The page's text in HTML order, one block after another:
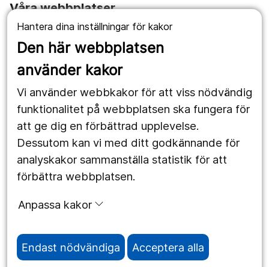
Hantera dina inställningar för kakor
Den här webbplatsen
använder kakor
Vi använder webbkakor för att viss nödvändig
funktionalitet på webbplatsen ska fungera för
att ge dig en förbättrad upplevelse.
Dessutom kan vi med ditt godkännande för
analyskakor sammanställa statistik för att
förbättra webbplatsen.
Anpassa kakor
Endast nödvändiga Acceptera alla
Våra webbplatser
1177.se
Länstrafiken
Utveckling
Följ oss
Facebook